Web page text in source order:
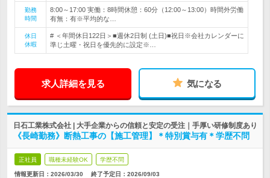
勤務
時間
8:00～17:00 実働：8時間休憩：60分（12:00～13:00）時間外労働
有無：有※平均的な…
休日
休暇
# ＜年間休日122日＞■週休2日制 (土日)■祝日※会社カレンダーに
準じ土曜・祝日を優先的に設定※…
求人詳細を見る 気になる
日石工業株式会社 | 大手企業からの信頼と安定の受注｜手厚い研修制度あり
《長崎勤務》断熱工事の【施工管理】＊特別賞与有＊学歴不問
正社員 職種未経験OK 学歴不問
情報更新日：2026/03/30 終了予定日： 2026/09/03